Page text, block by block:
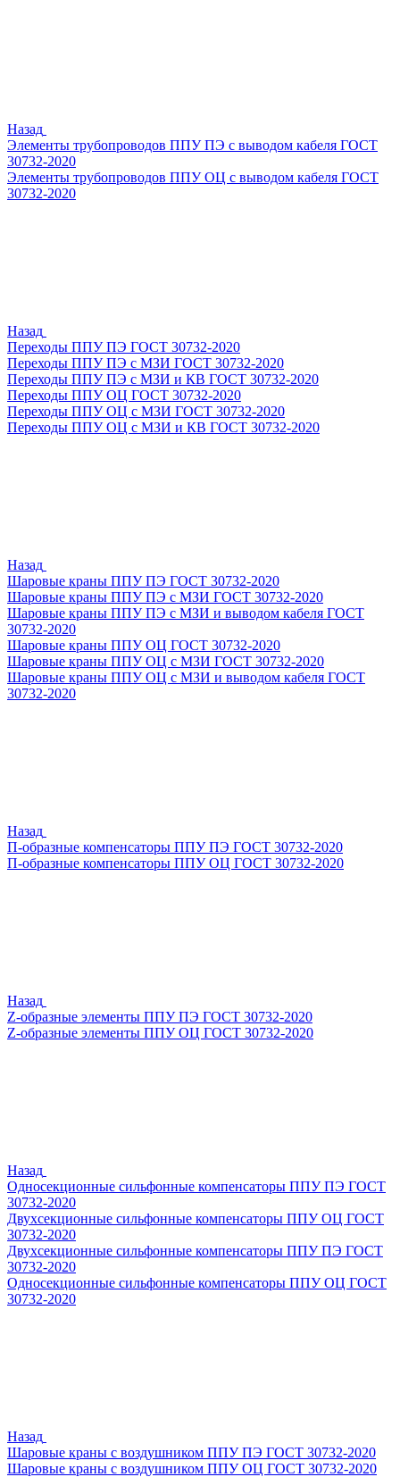
Назад
Элементы трубопроводов ППУ ПЭ с выводом кабеля ГОСТ
30732-2020
Элементы трубопроводов ППУ ОЦ с выводом кабеля ГОСТ
30732-2020
Назад
Переходы ППУ ПЭ ГОСТ 30732-2020
Переходы ППУ ПЭ с МЗИ ГОСТ 30732-2020
Переходы ППУ ПЭ с МЗИ и КВ ГОСТ 30732-2020
Переходы ППУ ОЦ ГОСТ 30732-2020
Переходы ППУ ОЦ с МЗИ ГОСТ 30732-2020
Переходы ППУ ОЦ с МЗИ и КВ ГОСТ 30732-2020
Назад
Шаровые краны ППУ ПЭ ГОСТ 30732-2020
Шаровые краны ППУ ПЭ с МЗИ ГОСТ 30732-2020
Шаровые краны ППУ ПЭ с МЗИ и выводом кабеля ГОСТ
30732-2020
Шаровые краны ППУ ОЦ ГОСТ 30732-2020
Шаровые краны ППУ ОЦ с МЗИ ГОСТ 30732-2020
Шаровые краны ППУ ОЦ с МЗИ и выводом кабеля ГОСТ
30732-2020
Назад
П-образные компенсаторы ППУ ПЭ ГОСТ 30732-2020
П-образные компенсаторы ППУ ОЦ ГОСТ 30732-2020
Назад
Z-образные элементы ППУ ПЭ ГОСТ 30732-2020
Z-образные элементы ППУ ОЦ ГОСТ 30732-2020
Назад
Односекционные сильфонные компенсаторы ППУ ПЭ ГОСТ
30732-2020
Двухсекционные сильфонные компенсаторы ППУ ОЦ ГОСТ
30732-2020
Двухсекционные сильфонные компенсаторы ППУ ПЭ ГОСТ
30732-2020
Односекционные сильфонные компенсаторы ППУ ОЦ ГОСТ
30732-2020
Назад
Шаровые краны с воздушником ППУ ПЭ ГОСТ 30732-2020
Шаровые краны с воздушником ППУ ОЦ ГОСТ 30732-2020